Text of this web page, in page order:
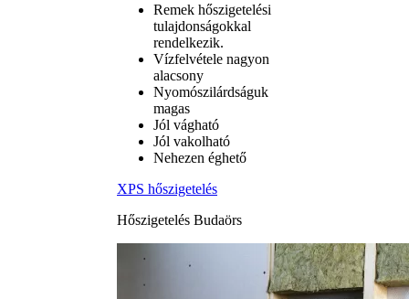
Remek hőszigetelési
tulajdonságokkal
rendelkezik.
Vízfelvétele nagyon
alacsony
Nyomószilárdságuk
magas
Jól vágható
Jól vakolható
Nehezen éghető
XPS hőszigetelés
Hőszigetelés Budaörs